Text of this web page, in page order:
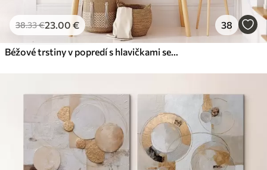
38.33€23.00 € 38
Béžové trstiny v popredí s hlavičkami semien, mäkké a jemné , rozmazané pozadie a svetlá obloha